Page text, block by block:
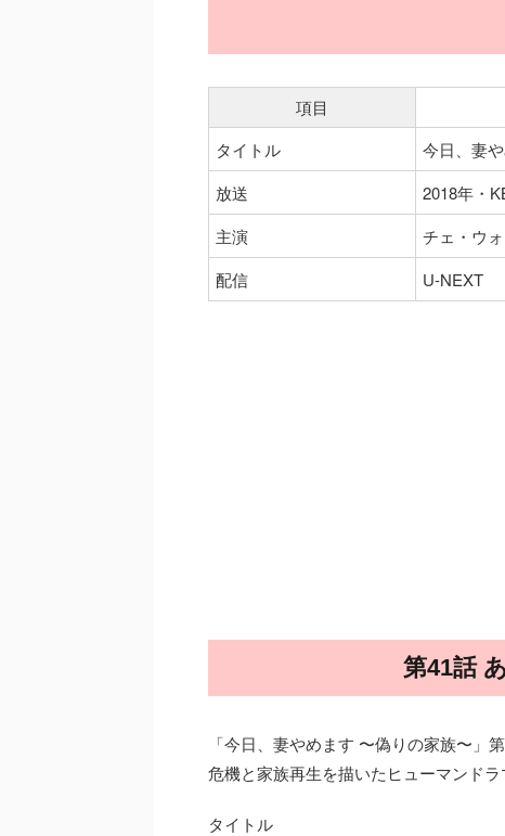
項目
タイトル
今日、妻
放送
2018年・
主演
チェ・ウ
配信
U-NEXT
第41話
「今日、妻やめます 〜偽りの家族〜」
危機と家族再生を描いたヒューマンド
タイトル